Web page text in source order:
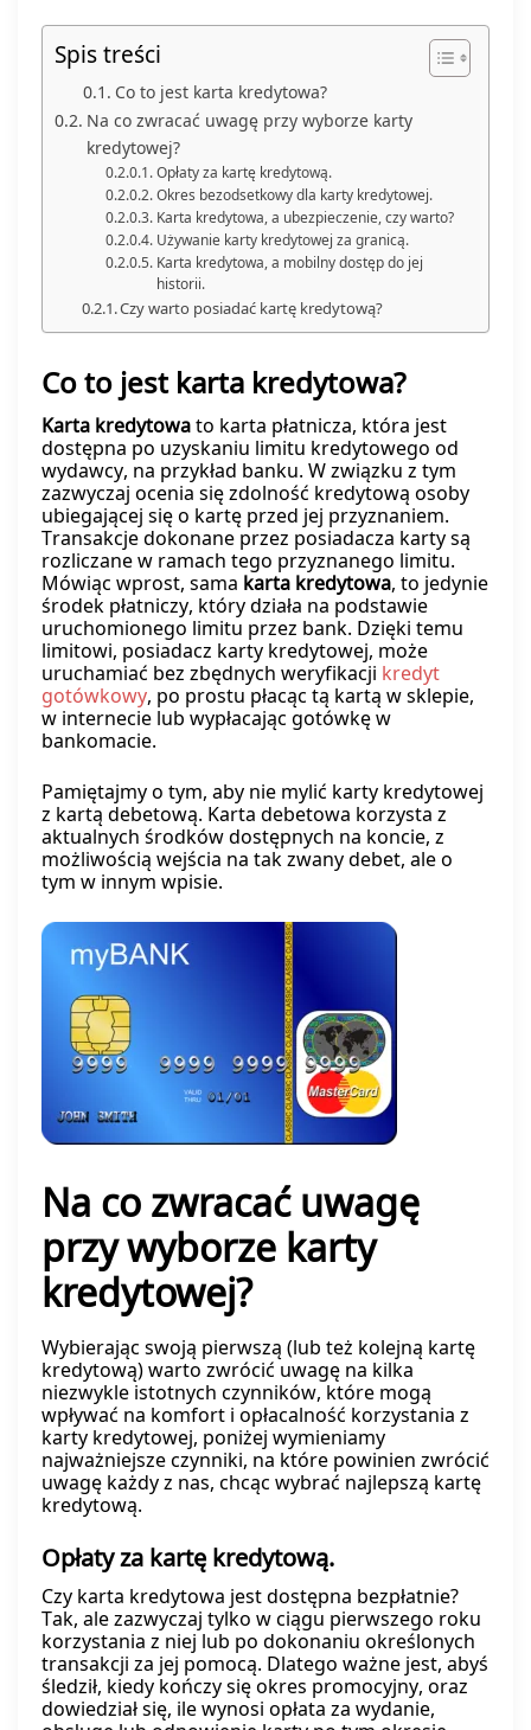
Spis treści
Co to jest karta kredytowa?
Na co zwracać uwagę przy wyborze karty
kredytowej?
Opłaty za kartę kredytową.
Okres bezodsetkowy dla karty kredytowej.
Karta kredytowa, a ubezpieczenie, czy warto?
Używanie karty kredytowej za granicą.
Karta kredytowa, a mobilny dostęp do jej
historii.
Czy warto posiadać kartę kredytową?
Co to jest karta kredytowa?
Karta kredytowato karta płatnicza, która jest
dostępna po uzyskaniu limitu kredytowego od
wydawcy, na przykład banku. W związku z tym
zazwyczaj ocenia się zdolność kredytową osoby
ubiegającej się o kartę przed jej przyznaniem.
Transakcje dokonane przez posiadacza karty są
rozliczane w ramach tego przyznanego limitu.
Mówiąc wprost, sama karta kredytowa, to jedynie
środek płatniczy, który działa na podstawie
uruchomionego limitu przez bank. Dzięki temu
limitowi, posiadacz karty kredytowej, może
uruchamiać bez zbędnych weryfikacji kredyt
gotówkowy, po prostu płacąc tą kartą w sklepie,
w internecie lub wypłacając gotówkę w
bankomacie.
Pamiętajmy o tym, aby nie mylić karty kredytowej
z kartą debetową. Karta debetowa korzysta z
aktualnych środków dostępnych na koncie, z
możliwością wejścia na tak zwany debet, ale o
tym w innym wpisie.
Na co zwracać uwagę
przy wyborze karty
kredytowej?
Wybierając swoją pierwszą (lub też kolejną kartę
kredytową) warto zwrócić uwagę na kilka
niezwykle istotnych czynników, które mogą
wpływać na komfort i opłacalność korzystania z
karty kredytowej, poniżej wymieniamy
najważniejsze czynniki, na które powinien zwrócić
uwagę każdy z nas, chcąc wybrać najlepszą kartę
kredytową.
Opłaty za kartę kredytową.
Czy karta kredytowa jest dostępna bezpłatnie?
Tak, ale zazwyczaj tylko w ciągu pierwszego roku
korzystania z niej lub po dokonaniu określonych
transakcji za jej pomocą. Dlatego ważne jest, abyś
śledził, kiedy kończy się okres promocyjny, oraz
dowiedział się, ile wynosi opłata za wydanie,